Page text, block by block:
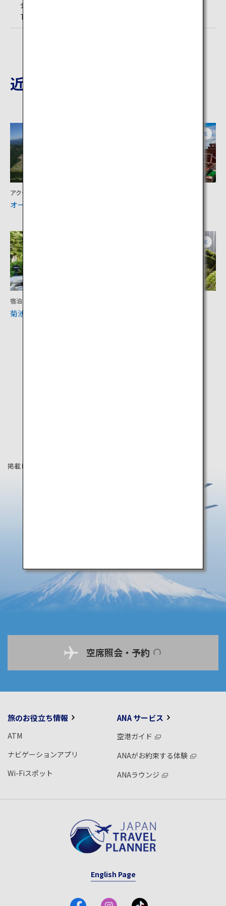
会事務局（菊池市商工観光課内））
TEL:0968-27-0210 （菊池渓谷内管理所）
近隣の観光地
アクティビティ
オートポリスサーキット
熊本
宿泊
菊池温泉
熊本
掲載している情報は2019年8月時点の情報です。
空席照会・予約
旅のお役立ち情報
ATM
ナビゲーションアプリ
Wi-Fiスポット
ANA サービス
空港ガイド
ANAがお約束する体験
ANAラウンジ
English Page